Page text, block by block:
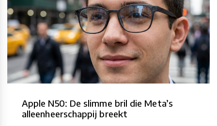
Apple N50: De slimme bril die Meta’s
alleenheerschappij breekt